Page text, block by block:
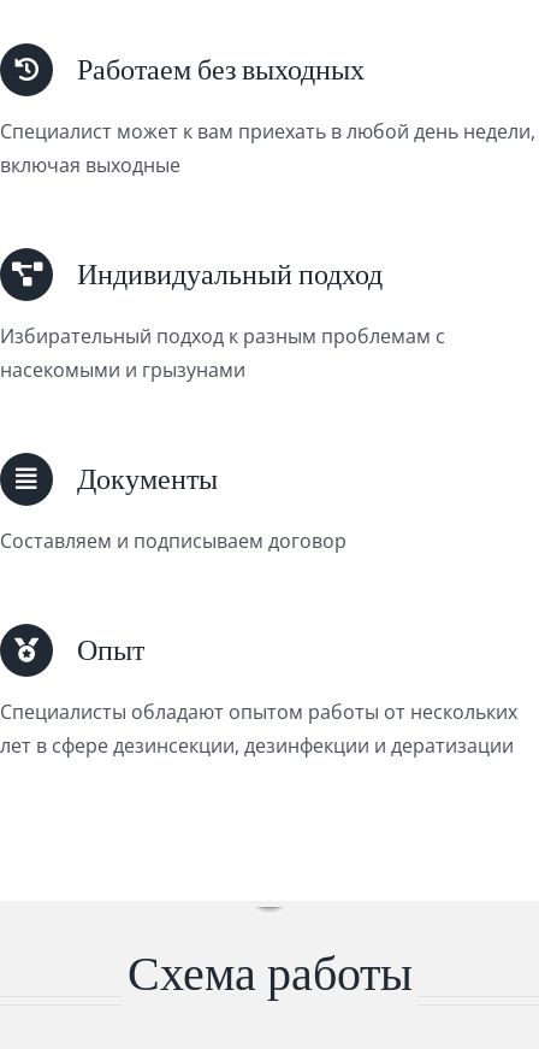
Работаем без выходных
Специалист может к вам приехать в любой день недели,
включая выходные
Индивидуальный подход
Избирательный подход к разным проблемам с
насекомыми и грызунами
Документы
Составляем и подписываем договор
Опыт
Специалисты обладают опытом работы от нескольких
лет в сфере дезинсекции, дезинфекции и дератизации
Схема работы